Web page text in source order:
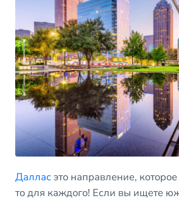
Далласэто направление,
то для каждого! Если вы ищете